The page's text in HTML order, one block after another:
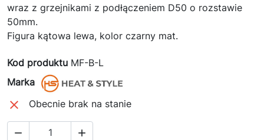
wraz z grzejnikami z podłączeniem D50 o rozstawie
50mm.
Figura kątowa lewa, kolor czarny mat.
Kod produktu MF-B-L
Marka
 Obecnie brak na stanie
 